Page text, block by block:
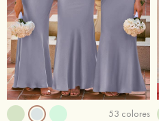
53 colores